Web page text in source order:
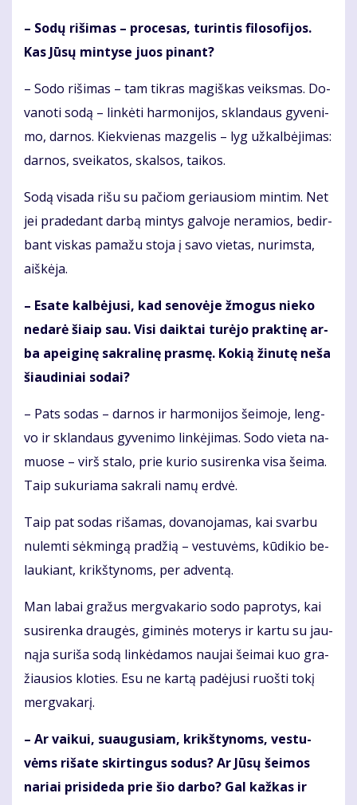
– So­dų ri­ši­mas – pro­ce­sas, tu­rin­tis fi­lo­so­fi­jos.
Kas Jū­sų min­ty­se juos pi­nant?
– So­do ri­ši­mas – tam tik­ras ma­giš­kas veiks­mas. Do­
va­no­ti so­dą – lin­kė­ti har­mo­ni­jos, sklan­daus gy­ve­ni­
mo, dar­nos. Kiek­vie­nas maz­ge­lis – lyg už­kal­bė­ji­mas:
dar­nos, svei­ka­tos, skal­sos, tai­kos.
So­dą vi­sa­da ri­šu su pa­čiom ge­riau­siom min­tim. Net
jei pra­de­dant dar­bą min­tys gal­vo­je ne­ra­mios, be­dir­
bant vis­kas pa­ma­žu sto­ja į sa­vo vie­tas, nu­rims­ta,
aiš­kė­ja.
– Esa­te kal­bė­ju­si, kad se­no­vė­je žmo­gus nie­ko
ne­da­rė šiaip sau. Vi­si daik­tai tu­rė­jo prak­ti­nę ar­
ba apei­gi­nę sak­ra­li­nę pras­mę. Ko­kią ži­nu­tę ne­ša
šiau­di­niai so­dai?
– Pats so­das – dar­nos ir har­mo­ni­jos šei­mo­je, leng­
vo ir sklan­daus gy­ve­ni­mo lin­kė­ji­mas. So­do vie­ta na­
muo­se – virš sta­lo, prie ku­rio su­si­ren­ka vi­sa šei­ma.
Taip su­ku­ria­ma sak­ra­li na­mų erd­vė.
Taip pat so­das ri­ša­mas, do­va­no­ja­mas, kai svar­bu
nu­lem­ti sėk­min­gą pra­džią – ves­tu­vėms, kū­di­kio be­
lau­kiant, krikš­ty­noms, per ad­ven­tą.
Man la­bai gra­žus merg­va­ka­rio so­do pa­pro­tys, kai
su­si­ren­ka drau­gės, gi­mi­nės mo­te­rys ir kar­tu su jau­
ną­ja su­ri­ša so­dą lin­kė­da­mos nau­jai šei­mai kuo gra­
žiau­sios klo­ties. Esu ne kar­tą pa­dė­ju­si ruoš­ti to­kį
merg­va­ka­rį.
– Ar vai­kui, su­au­gu­siam, krikš­ty­noms, ves­tu­
vėms ri­ša­te skir­tin­gus so­dus? Ar Jū­sų šei­mos
na­riai pri­si­de­da prie šio dar­bo? Gal kaž­kas ir